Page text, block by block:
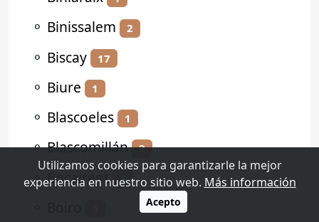
⚬ Binissalem 2
⚬ Biscay 17
⚬ Biure 1
⚬ Blascoeles 1
⚬Blascomillán 2
⚬Bocairent 2
Utilizamos cookies para garantizarle la mejor
experiencia en nuestro sitio web. Más información
Acepto